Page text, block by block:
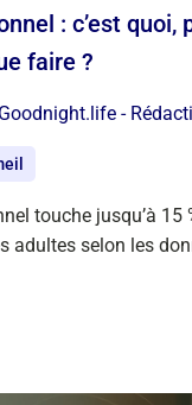
faire ?
Goodnight.life -
touche jusqu’à 15
adultes selon les